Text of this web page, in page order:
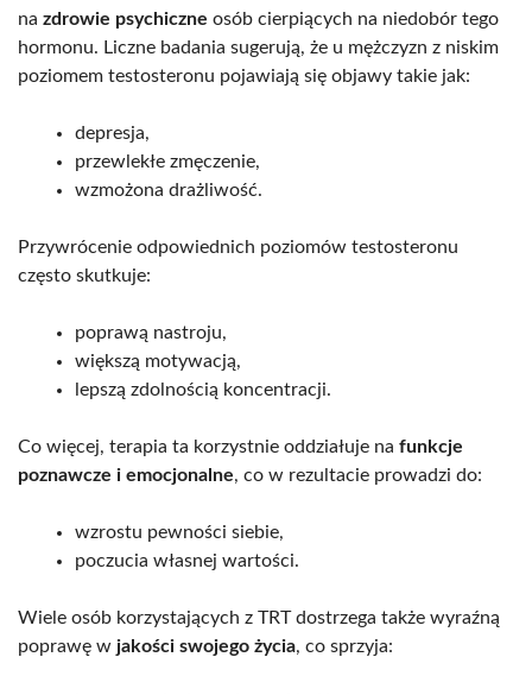
na zdrowie psychiczne osób cierpiących na niedobór tego
hormonu. Liczne badania sugerują, że u mężczyzn z niskim
poziomem testosteronu pojawiają się objawy takie jak:
depresja,
przewlekłe zmęczenie,
wzmożona drażliwość.
Przywrócenie odpowiednich poziomów testosteronu
często skutkuje:
poprawą nastroju,
większą motywacją,
lepszą zdolnością koncentracji.
Co więcej, terapia ta korzystnie oddziałuje na funkcje
poznawcze i emocjonalne, co w rezultacie prowadzi do:
wzrostu pewności siebie,
poczucia własnej wartości.
Wiele osób korzystających z TRT dostrzega także wyraźną
poprawę w jakości swojego życia, co sprzyja: